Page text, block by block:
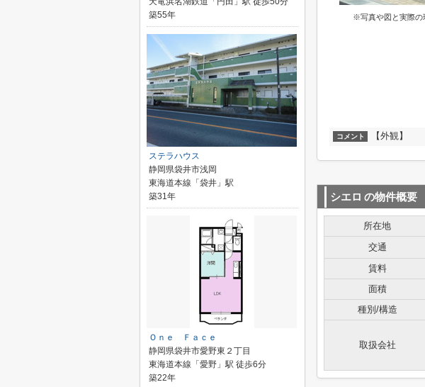
※写真や図と実際の
コメント 【外観】
シエロ の物件概要
所在地
交通
賃料
面積
種別/構造
取扱会社
築55年
ステラハウス
静岡県袋井市浅岡
東海道本線「袋井」駅
築31年
Ｏｎｅ Ｆａｃｅ
静岡県袋井市愛野東２丁目
東海道本線「愛野」駅 徒歩6分
築22年